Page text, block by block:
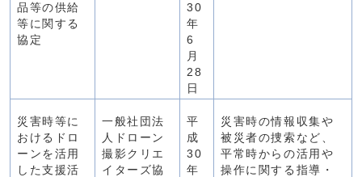
品等の供給
等に関する
協定
30
年
6
月
28
日
災害時等に
おけるドロ
ーンを活用
した支援活
一般社団法
人ドローン
撮影クリエ
イターズ協
平
成
30
年
災害時の情報収集や
被災者の捜索など、
平常時からの活用や
操作に関する指導・